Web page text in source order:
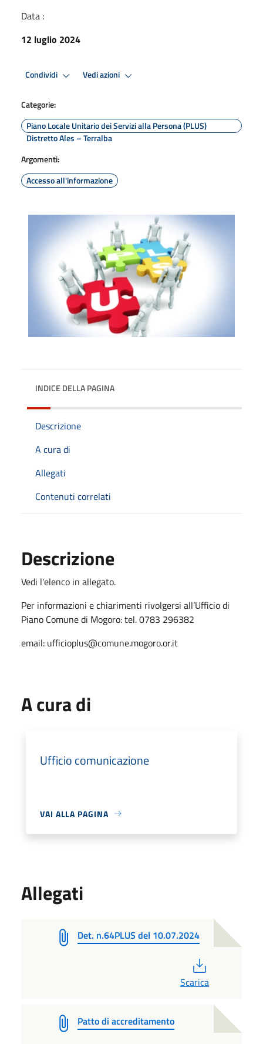
Data :
12 luglio 2024
Condividi Vedi azioni
Categorie:
Piano Locale Unitario dei Servizi alla Persona (PLUS)
Distretto Ales – Terralba
Argomenti:
Accesso all'informazione
INDICE DELLA PAGINA
Descrizione
A cura di
Allegati
Contenuti correlati
Descrizione
Vedi l'elenco in allegato.
Per informazioni e chiarimenti rivolgersi all’Ufficio di
Piano Comune di Mogoro: tel. 0783 296382
email: ufficioplus@comune.mogoro.or.it
A cura di
Ufficio comunicazione
VAI ALLA PAGINA
Allegati
Det. n.64PLUS del 10.07.2024
Scarica
Patto di accreditamento